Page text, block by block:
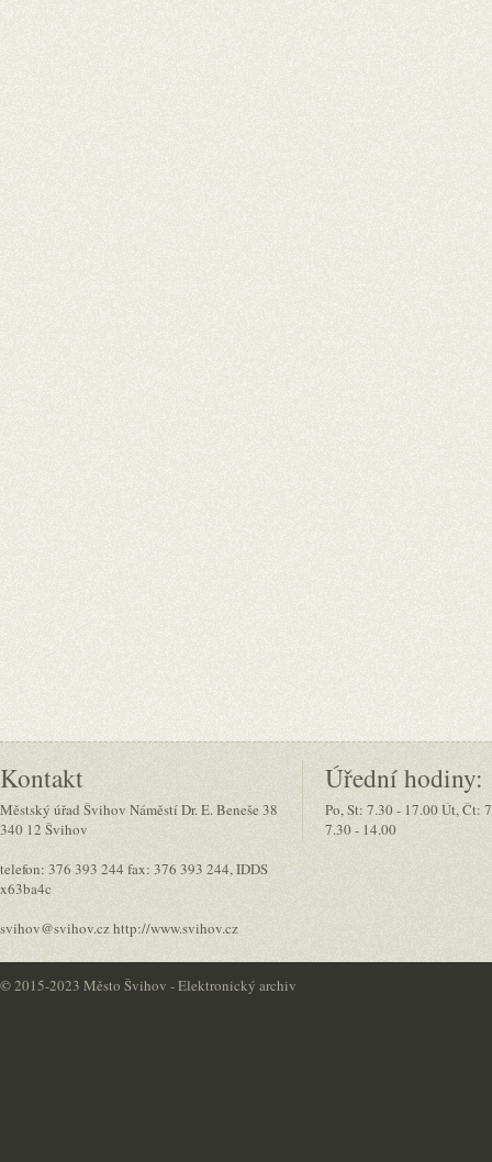
Kontakt
Městský úřad Švihov Náměstí Dr. E. Beneše 38
340 12 Švihov
telefon: 376 393 244 fax: 376 393 244, IDDS
x63ba4c
svihov@svihov.cz http://www.svihov.cz
Úřední hodiny:
Po, St: 7.30 - 17.00 Út, Čt:
7.30 - 14.00
©2015-2023 Město Švihov - Elektronický archiv